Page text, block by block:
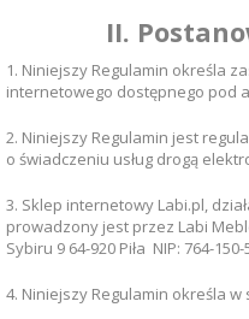
II.
1. Niniejszy Regulamin określa
internetowego dostępnego pod
2. Niniejszy Regulamin jest
o świadczeniu usług drogą
3. Sklep internetowy Labi.pl,
prowadzony jest przez Labi
Sybiru 9 64-920 Piła NIP: 764-150-
4. Niniejszy Regulamin określa w